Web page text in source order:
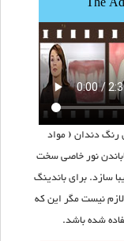
رنگ دندان ( مواد
نور خاصی سخت
سازد. برای باندینگ
نیست مگر این که
شده باشد.